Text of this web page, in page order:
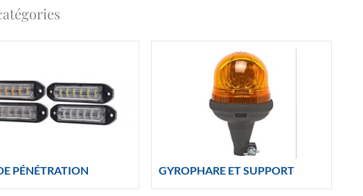
PÉNÉTRATION GYROPHARE ET SUPPORT